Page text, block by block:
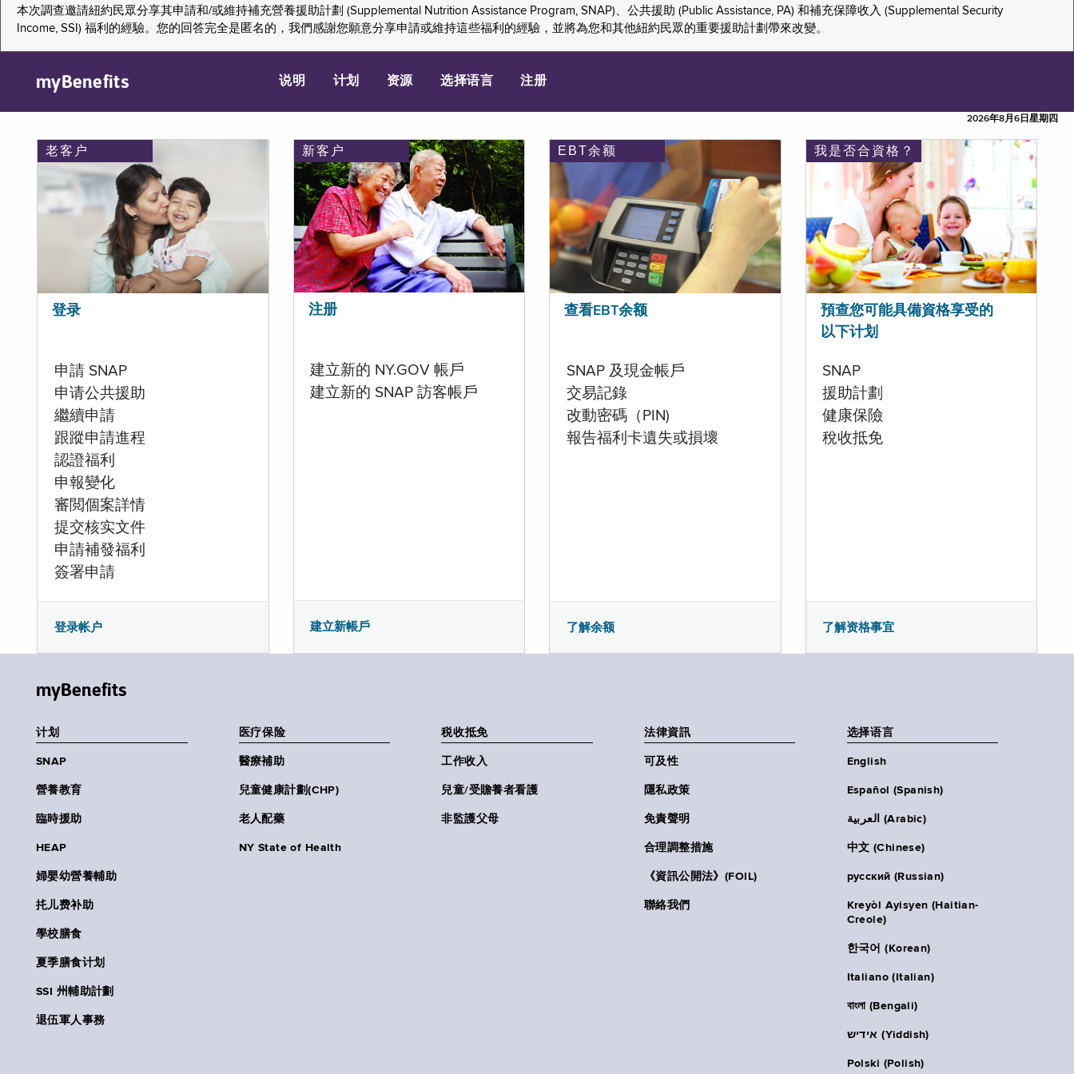
本次調查邀請紐約民眾分享其申請和/或維持補充營養援助計劃 (Supplemental Nutrition Assistance Program, SNAP)、公共援助 (Public Assistance, PA) 和補充保障收入 (Supplemental Security
Income, SSI) 福利的經驗。您的回答完全是匿名的，我們感謝您願意分享申請或維持這些福利的經驗，並將為您和其他紐約民眾的重要援助計劃帶來改變。
myBenefits 说明 计划 资源 选择语言 注册
2026年8月6日星期四
老客户
登录
申請 SNAP
申请公共援助
繼續申請
跟蹤申請進程
認證福利
申報變化
審閲個案詳情
提交核实文件
申請補發福利
簽署申請
登录帐户
新客户
注册
建立新的 NY.GOV 帳戶
建立新的 SNAP 訪客帳戶
建立新帳戶
EBT余额
查看EBT余额
SNAP 及現金帳戶
交易記錄
改動密碼（PIN)
報告福利卡遺失或損壞
了解余额
我是否合資格？
預查您可能具備資格享受的
以下计划
SNAP
援助計劃
健康保險
稅收抵免
了解资格事宜
myBenefits
计划
SNAP
營養教育
臨時援助
HEAP
婦嬰幼營養輔助
扥儿费补助
學校膳食
夏季膳食计划
SSI 州輔助計劃
退伍軍人事務
医疗保险
醫療補助
兒童健康計劃(CHP)
老人配藥
NY State of Health
税收抵免
工作收入
兒童/受贍養者看護
非監護父母
法律資訊
可及性
隱私政策
免責聲明
合理調整措施
《資訊公開法》(FOIL)
聯絡我們
选择语言
English
Español (Spanish)
العربية (Arabic)
中文 (Chinese)
русский (Russian)
Kreyòl Ayisyen (Haitian-
Creole)
한국어 (Korean)
Italiano (Italian)
বাংলা (Bengali)
אידיש (Yiddish)
Polski (Polish)